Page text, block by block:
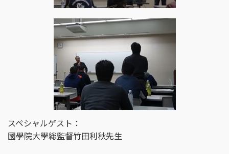
スペシャルゲスト：
國學院大學総監督竹田利秋先生